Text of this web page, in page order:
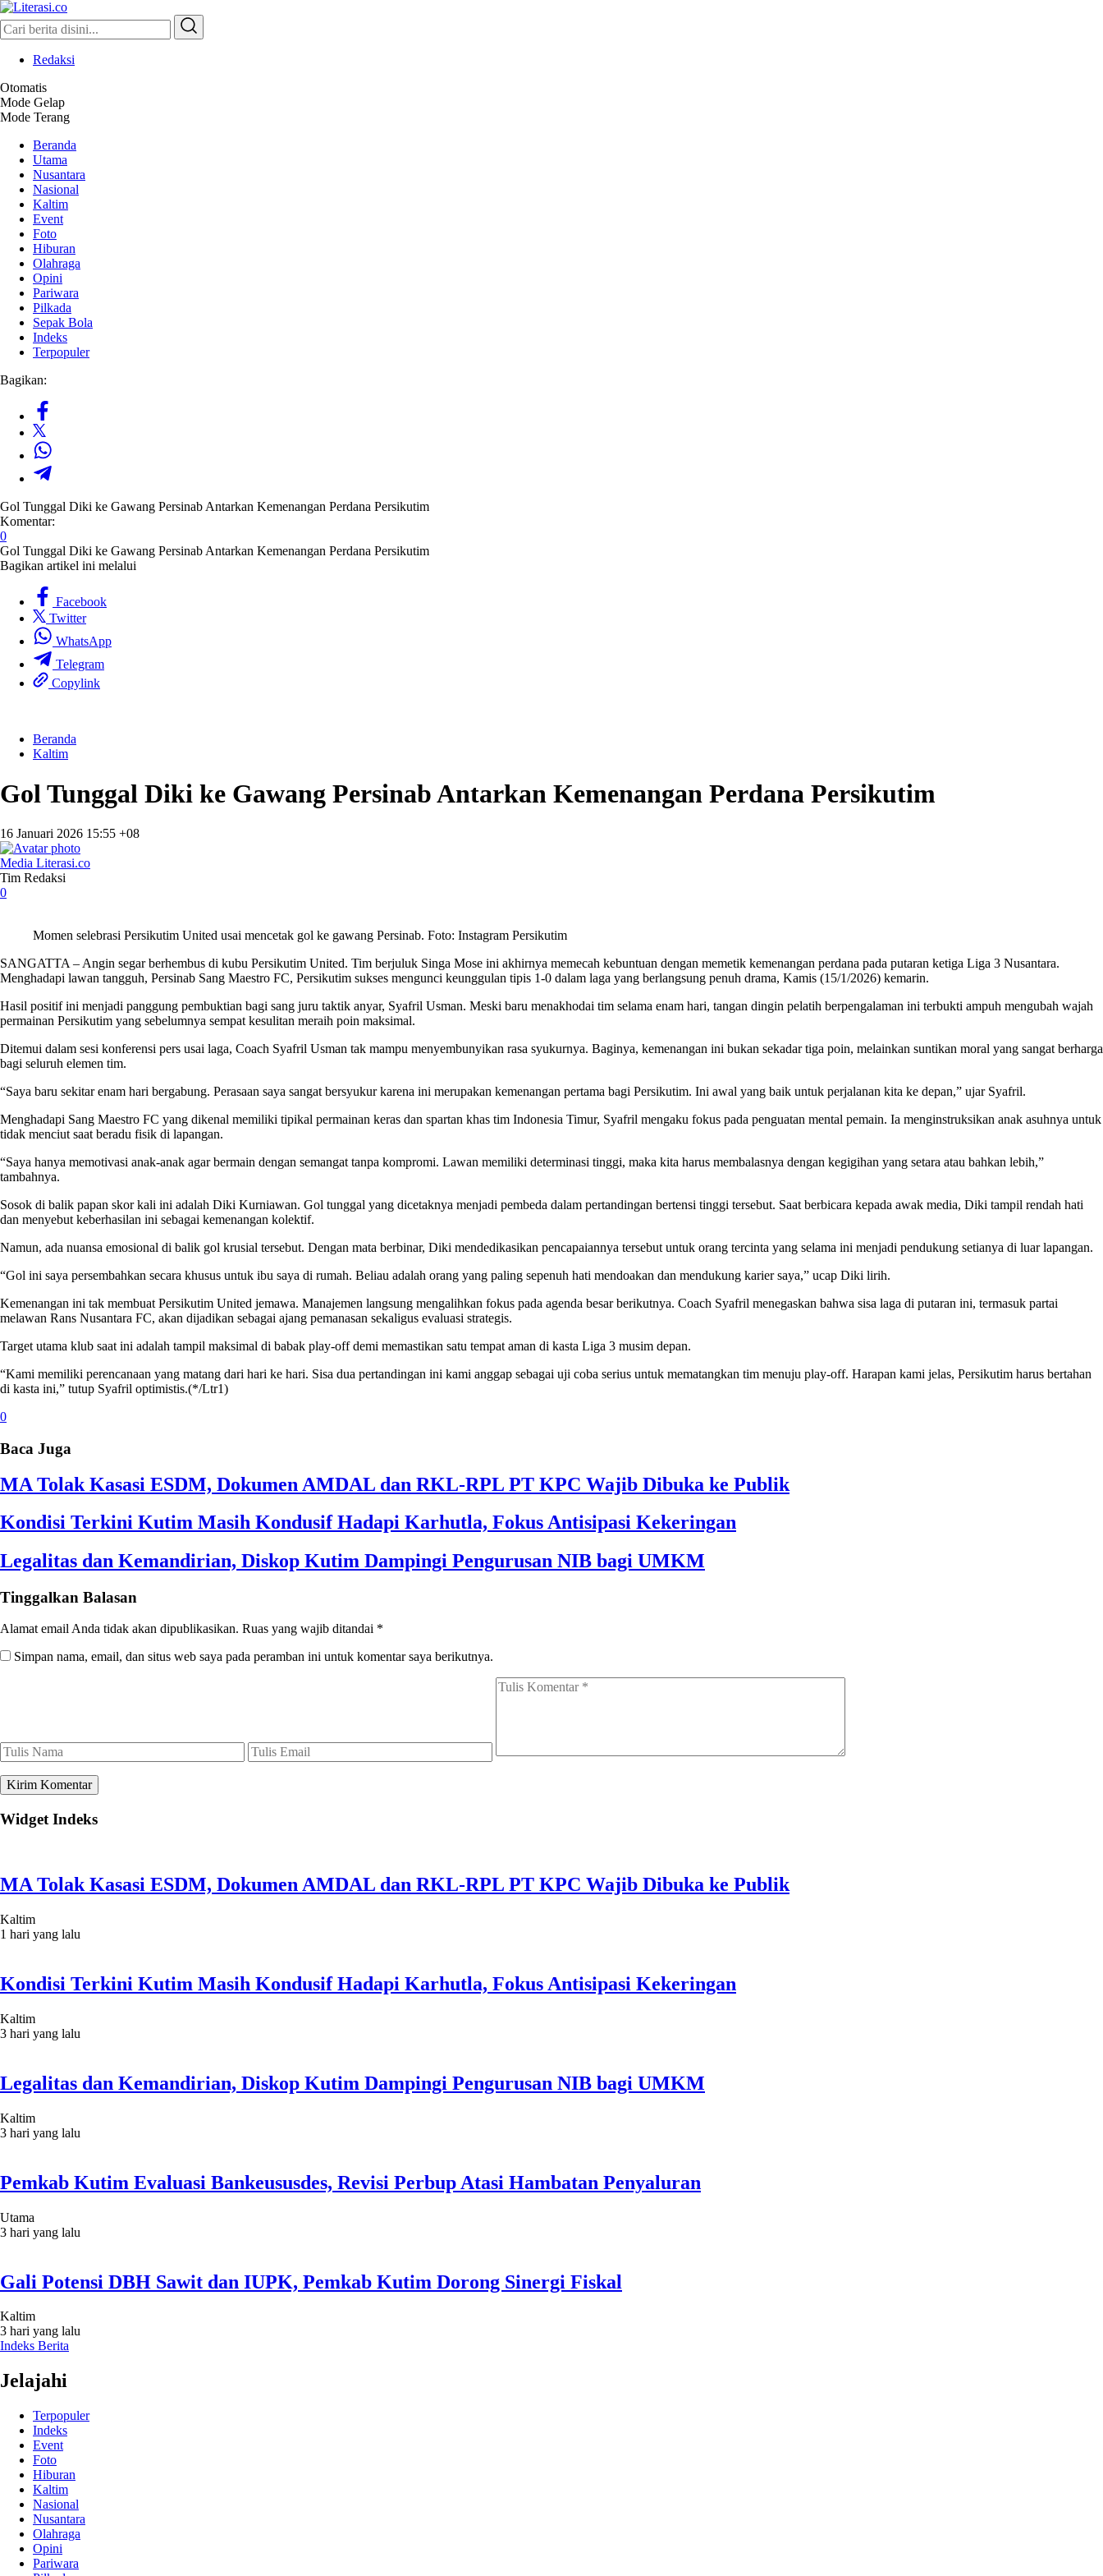
Literasi.co
Pilar Informasi
Redaksi
Otomatis
Mode Gelap
Mode Terang
Beranda
Utama
Nusantara
Nasional
Kaltim
Event
Foto
Hiburan
Olahraga
Opini
Pariwara
Pilkada
Sepak Bola
Indeks
Terpopuler
Bagikan:
Gol Tunggal Diki ke Gawang Persinab Antarkan Kemenangan Perdana Persikutim
Komentar:
0
Gol Tunggal Diki ke Gawang Persinab Antarkan Kemenangan Perdana Persikutim
Bagikan artikel ini melalui
Facebook
Twitter
WhatsApp
Telegram
Copylink
Beranda
Kaltim
Gol Tunggal Diki ke Gawang Persinab Antarkan Kemenangan Perdana Persikutim
16 Januari 2026 15:55 +08
Media Literasi.co
Tim Redaksi
0
Momen selebrasi Persikutim United usai mencetak gol ke gawang Persinab. Foto: Instagram Persikutim
SANGATTA – Angin segar berhembus di kubu Persikutim United. Tim berjuluk Singa Mose ini akhirnya memecah kebuntuan dengan memetik kemenangan perdana pada putaran ketiga Liga 3 Nusantara.
Menghadapi lawan tangguh, Persinab Sang Maestro FC, Persikutim sukses mengunci keunggulan tipis 1-0 dalam laga yang berlangsung penuh drama, Kamis (15/1/2026) kemarin.
Hasil positif ini menjadi panggung pembuktian bagi sang juru taktik anyar, Syafril Usman. Meski baru menakhodai tim selama enam hari, tangan dingin pelatih berpengalaman ini terbukti ampuh mengubah wajah
permainan Persikutim yang sebelumnya sempat kesulitan meraih poin maksimal.
Ditemui dalam sesi konferensi pers usai laga, Coach Syafril Usman tak mampu menyembunyikan rasa syukurnya. Baginya, kemenangan ini bukan sekadar tiga poin, melainkan suntikan moral yang sangat berharga
bagi seluruh elemen tim.
“Saya baru sekitar enam hari bergabung. Perasaan saya sangat bersyukur karena ini merupakan kemenangan pertama bagi Persikutim. Ini awal yang baik untuk perjalanan kita ke depan,” ujar Syafril.
Menghadapi Sang Maestro FC yang dikenal memiliki tipikal permainan keras dan spartan khas tim Indonesia Timur, Syafril mengaku fokus pada penguatan mental pemain. Ia menginstruksikan anak asuhnya untuk
tidak menciut saat beradu fisik di lapangan.
“Saya hanya memotivasi anak-anak agar bermain dengan semangat tanpa kompromi. Lawan memiliki determinasi tinggi, maka kita harus membalasnya dengan kegigihan yang setara atau bahkan lebih,”
tambahnya.
Sosok di balik papan skor kali ini adalah Diki Kurniawan. Gol tunggal yang dicetaknya menjadi pembeda dalam pertandingan bertensi tinggi tersebut. Saat berbicara kepada awak media, Diki tampil rendah hati
dan menyebut keberhasilan ini sebagai kemenangan kolektif.
Namun, ada nuansa emosional di balik gol krusial tersebut. Dengan mata berbinar, Diki mendedikasikan pencapaiannya tersebut untuk orang tercinta yang selama ini menjadi pendukung setianya di luar lapangan.
“Gol ini saya persembahkan secara khusus untuk ibu saya di rumah. Beliau adalah orang yang paling sepenuh hati mendoakan dan mendukung karier saya,” ucap Diki lirih.
Kemenangan ini tak membuat Persikutim United jemawa. Manajemen langsung mengalihkan fokus pada agenda besar berikutnya. Coach Syafril menegaskan bahwa sisa laga di putaran ini, termasuk partai
melawan Rans Nusantara FC, akan dijadikan sebagai ajang pemanasan sekaligus evaluasi strategis.
Target utama klub saat ini adalah tampil maksimal di babak play-off demi memastikan satu tempat aman di kasta Liga 3 musim depan.
“Kami memiliki perencanaan yang matang dari hari ke hari. Sisa dua pertandingan ini kami anggap sebagai uji coba serius untuk mematangkan tim menuju play-off. Harapan kami jelas, Persikutim harus bertahan
di kasta ini,” tutup Syafril optimistis.(*/Ltr1)
0
Baca Juga
MA Tolak Kasasi ESDM, Dokumen AMDAL dan RKL-RPL PT KPC Wajib Dibuka ke Publik
Kondisi Terkini Kutim Masih Kondusif Hadapi Karhutla, Fokus Antisipasi Kekeringan
Legalitas dan Kemandirian, Diskop Kutim Dampingi Pengurusan NIB bagi UMKM
Tinggalkan Balasan
Alamat email Anda tidak akan dipublikasikan. Ruas yang wajib ditandai *
Simpan nama, email, dan situs web saya pada peramban ini untuk komentar saya berikutnya.
Widget Indeks
MA Tolak Kasasi ESDM, Dokumen AMDAL dan RKL-RPL PT KPC Wajib Dibuka ke Publik
Kaltim
1 hari yang lalu
Kondisi Terkini Kutim Masih Kondusif Hadapi Karhutla, Fokus Antisipasi Kekeringan
Kaltim
3 hari yang lalu
Legalitas dan Kemandirian, Diskop Kutim Dampingi Pengurusan NIB bagi UMKM
Kaltim
3 hari yang lalu
Pemkab Kutim Evaluasi Bankeususdes, Revisi Perbup Atasi Hambatan Penyaluran
Utama
3 hari yang lalu
Gali Potensi DBH Sawit dan IUPK, Pemkab Kutim Dorong Sinergi Fiskal
Kaltim
3 hari yang lalu
Indeks Berita
Jelajahi
Terpopuler
Indeks
Event
Foto
Hiburan
Kaltim
Nasional
Nusantara
Olahraga
Opini
Pariwara